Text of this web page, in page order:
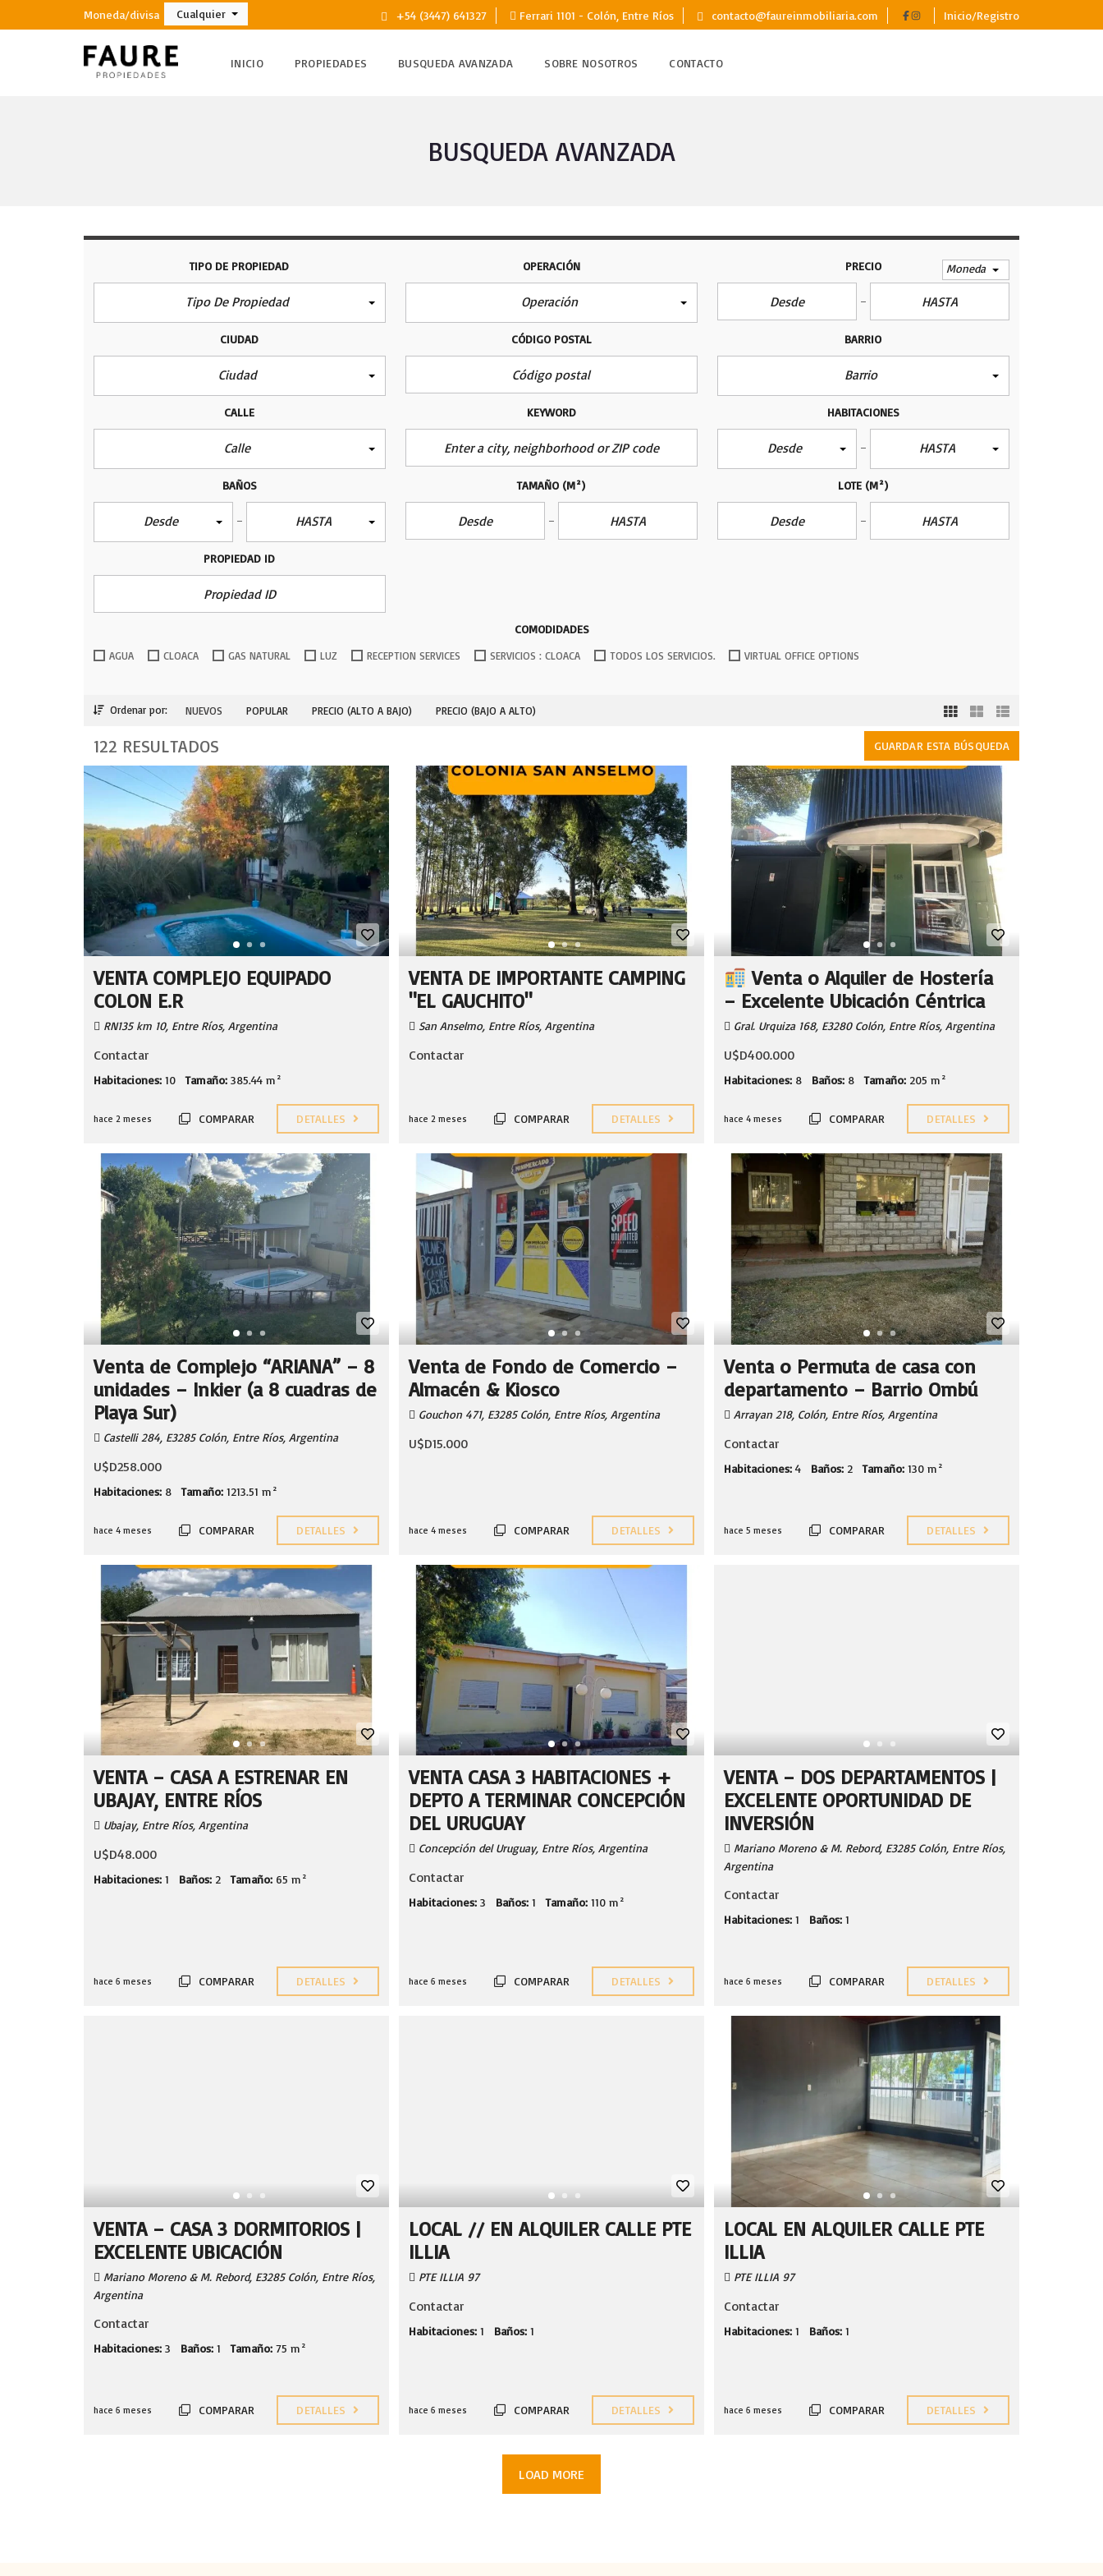
Moneda/divisa Cualquier +54 (3447) 641327 Ferrari 1101 - Colón, Entre Ríos contacto@faureinmobiliaria.com Inicio/Registro
INICIO PROPIEDADES BUSQUEDA AVANZADA SOBRE NOSOTROS CONTACTO
BUSQUEDA AVANZADA
TIPO DE PROPIEDAD
Tipo De Propiedad
OPERACIÓN
Operación
PRECIO Moneda
CIUDAD
Ciudad
CÓDIGO POSTAL BARRIO
Barrio
CALLE
Calle
KEYWORD HABITACIONES
Desde HASTA
BAÑOS
Desde HASTA
TAMAÑO (M²) LOTE (M²)
PROPIEDAD ID
COMODIDADES
AGUA CLOACA GAS NATURAL LUZ RECEPTION SERVICES SERVICIOS : CLOACA TODOS LOS SERVICIOS. VIRTUAL OFFICE OPTIONS
Ordenar por: NUEVOS POPULAR PRECIO (ALTO A BAJO) PRECIO (BAJO A ALTO)
GUARDAR ESTA BÚSQUEDA
122 RESULTADOS
VENTA COMPLEJO EQUIPADO
COLON E.R
RN135 km 10, Entre Ríos, Argentina
Contactar
Habitaciones: 10 Tamaño: 385.44 m²
hace 2 meses COMPARAR DETALLES
VENTA DE IMPORTANTE CAMPING
"EL GAUCHITO"
San Anselmo, Entre Ríos, Argentina
Contactar
hace 2 meses COMPARAR DETALLES
Venta o Alquiler de Hostería
– Excelente Ubicación Céntrica
Gral. Urquiza 168, E3280 Colón, Entre Ríos, Argentina
U$D400.000
Habitaciones: 8 Baños: 8 Tamaño: 205 m²
hace 4 meses COMPARAR DETALLES
Venta de Complejo “ARIANA” – 8
unidades – Inkier (a 8 cuadras de
Playa Sur)
Castelli 284, E3285 Colón, Entre Ríos, Argentina
U$D258.000
Habitaciones: 8 Tamaño: 1213.51 m²
hace 4 meses COMPARAR DETALLES
Venta de Fondo de Comercio –
Almacén & Kiosco
Gouchon 471, E3285 Colón, Entre Ríos, Argentina
U$D15.000
hace 4 meses COMPARAR DETALLES
Venta o Permuta de casa con
departamento – Barrio Ombú
Arrayan 218, Colón, Entre Ríos, Argentina
Contactar
Habitaciones: 4 Baños: 2 Tamaño: 130 m²
hace 5 meses COMPARAR DETALLES
VENTA – CASA A ESTRENAR EN
UBAJAY, ENTRE RÍOS
Ubajay, Entre Ríos, Argentina
U$D48.000
Habitaciones: 1 Baños: 2 Tamaño: 65 m²
hace 6 meses COMPARAR DETALLES
VENTA CASA 3 HABITACIONES +
DEPTO A TERMINAR CONCEPCIÓN
DEL URUGUAY
Concepción del Uruguay, Entre Ríos, Argentina
Contactar
Habitaciones: 3 Baños: 1 Tamaño: 110 m²
hace 6 meses COMPARAR DETALLES
VENTA – DOS DEPARTAMENTOS |
EXCELENTE OPORTUNIDAD DE
INVERSIÓN
Mariano Moreno & M. Rebord, E3285 Colón, Entre Ríos,
Argentina
Contactar
Habitaciones: 1 Baños: 1
hace 6 meses COMPARAR DETALLES
VENTA – CASA 3 DORMITORIOS |
EXCELENTE UBICACIÓN
Mariano Moreno & M. Rebord, E3285 Colón, Entre Ríos,
Argentina
Contactar
Habitaciones: 3 Baños: 1 Tamaño: 75 m²
hace 6 meses COMPARAR DETALLES
LOCAL // EN ALQUILER CALLE PTE
ILLIA
PTE ILLIA 97
Contactar
Habitaciones: 1 Baños: 1
hace 6 meses COMPARAR DETALLES
LOCAL EN ALQUILER CALLE PTE
ILLIA
PTE ILLIA 97
Contactar
Habitaciones: 1 Baños: 1
hace 6 meses COMPARAR DETALLES
LOAD MORE